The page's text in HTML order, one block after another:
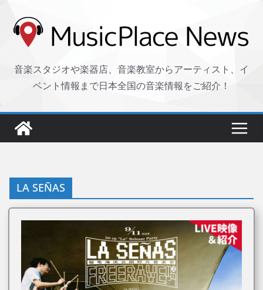
音楽スタジオや楽器店、音楽教室からアーティスト、イ
ベント情報まで日本全国の音楽情報をご紹介！
LA SEÑAS